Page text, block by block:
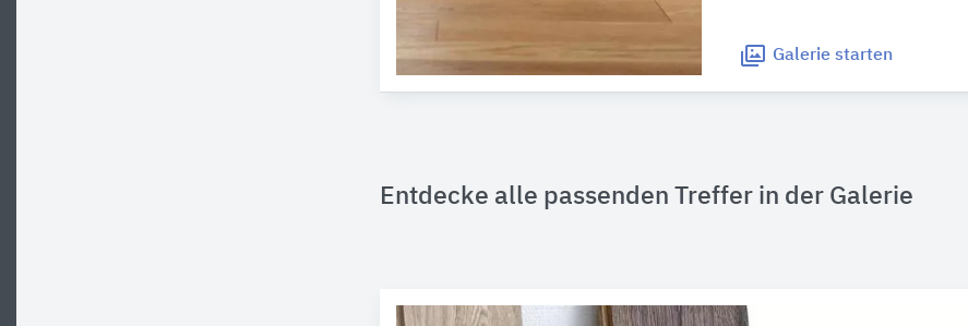
Galerie starten
Entdecke alle passenden Treffer in der Galerie